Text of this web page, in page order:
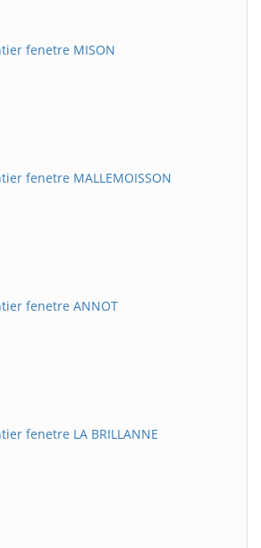
fenetre MISON
fenetre MALLEMOISSON
fenetre ANNOT
fenetre LA BRILLANNE